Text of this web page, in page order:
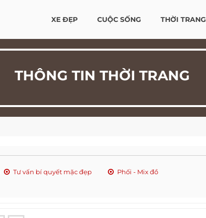
XE ĐẸP CUỘC SỐNG THỜI TRANG
THÔNG TIN THỜI TRANG
Tư vấn bí quyết mặc đẹp Phối - Mix đồ